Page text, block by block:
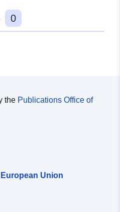
0
the Publications Office of
Union